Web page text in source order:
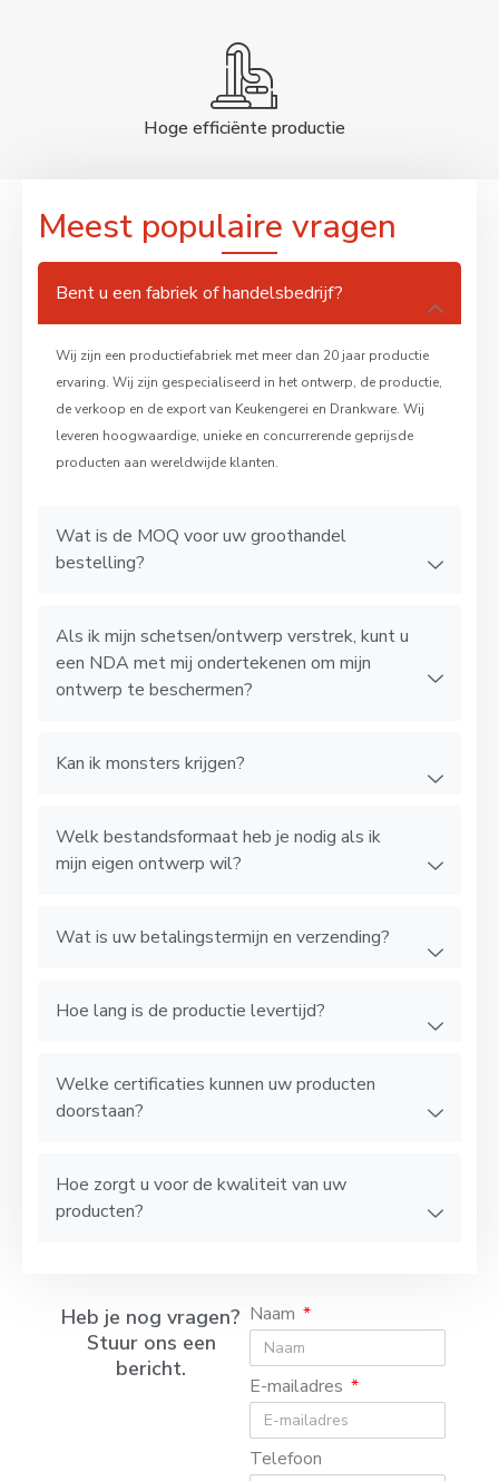
Hoge efficiënte productie
Meest populaire vragen
Bent u een fabriek of handelsbedrijf?
Wij zijn een productiefabriek met meer dan 20 jaar productie
ervaring. Wij zijn gespecialiseerd in het ontwerp, de productie,
de verkoop en de export van Keukengerei en Drankware. Wij
leveren hoogwaardige, unieke en concurrerende geprijsde
producten aan wereldwijde klanten.
Wat is de MOQ voor uw groothandel
bestelling?
Als ik mijn schetsen/ontwerp verstrek, kunt u
een NDA met mij ondertekenen om mijn
ontwerp te beschermen?
Kan ik monsters krijgen?
Welk bestandsformaat heb je nodig als ik
mijn eigen ontwerp wil?
Wat is uw betalingstermijn en verzending?
Hoe lang is de productie levertijd?
Welke certificaties kunnen uw producten
doorstaan?
Hoe zorgt u voor de kwaliteit van uw
producten?
Heb je nog vragen?
Stuur ons een
bericht.
Naam
E-mailadres
Telefoon